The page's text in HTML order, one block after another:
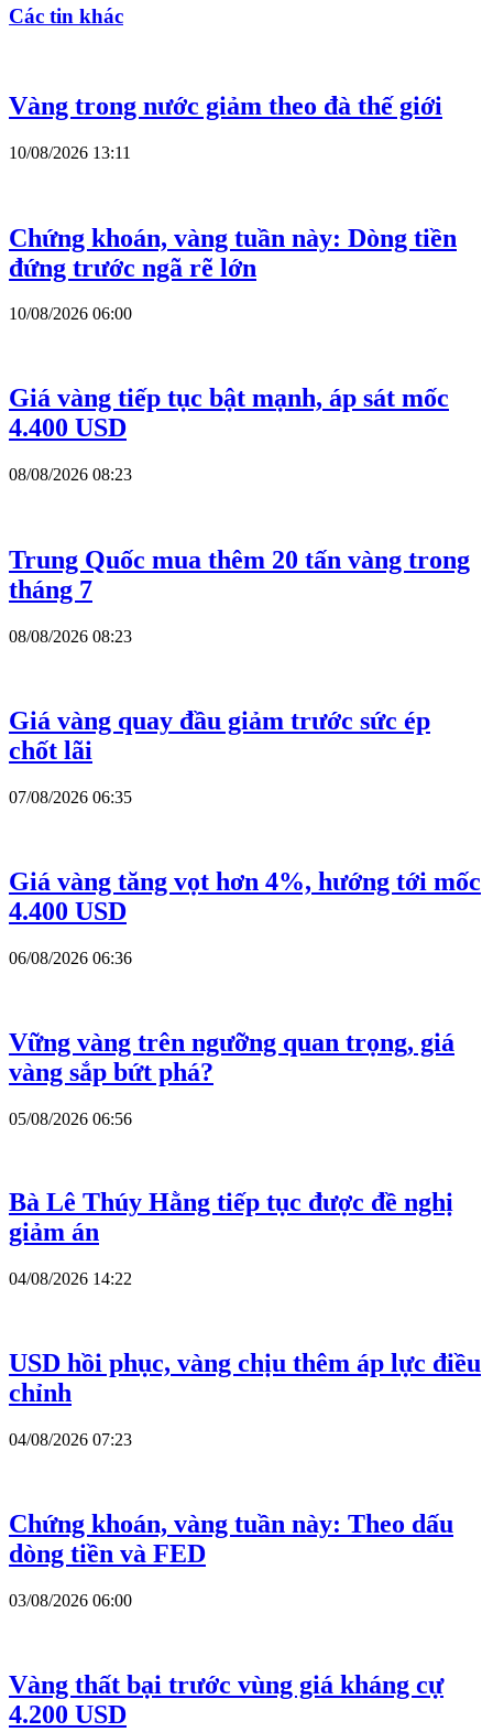
Các tin khác
Vàng trong nước giảm theo đà thế giới
10/08/2026 13:11
Chứng khoán, vàng tuần này: Dòng tiền
đứng trước ngã rẽ lớn
10/08/2026 06:00
Giá vàng tiếp tục bật mạnh, áp sát mốc
4.400 USD
08/08/2026 08:23
Trung Quốc mua thêm 20 tấn vàng trong
tháng 7
08/08/2026 08:23
Giá vàng quay đầu giảm trước sức ép
chốt lãi
07/08/2026 06:35
Giá vàng tăng vọt hơn 4%, hướng tới mốc
4.400 USD
06/08/2026 06:36
Vững vàng trên ngưỡng quan trọng, giá
vàng sắp bứt phá?
05/08/2026 06:56
Bà Lê Thúy Hằng tiếp tục được đề nghị
giảm án
04/08/2026 14:22
USD hồi phục, vàng chịu thêm áp lực điều
chỉnh
04/08/2026 07:23
Chứng khoán, vàng tuần này: Theo dấu
dòng tiền và FED
03/08/2026 06:00
Vàng thất bại trước vùng giá kháng cự
4.200 USD